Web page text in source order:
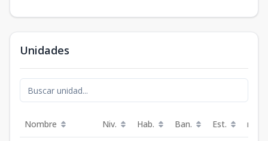
Unidades
Nombre Niv. Hab. Ban. Est. m²